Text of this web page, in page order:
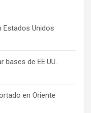
Estados Unidos
bases de EE.UU.
en Oriente